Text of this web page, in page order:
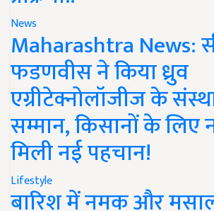
News
Maharashtra News:
फडणवीस ने किया ध्रुव
एग्रीटेक्नोलॉजीज के
सम्मान, किसानों के लिए
मिली नई पहचान!
Lifestyle
बारिश में नमक और